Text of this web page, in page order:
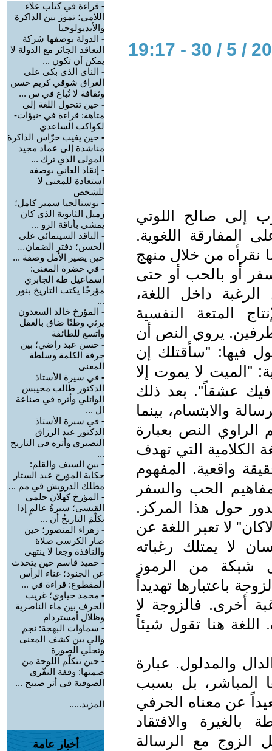
إلى صالح اللوتي
المفارقة اللغوية.
نقرأه من خلال منهج
أو بالحب أو حتى
داخل اللغة،
المتعة النفسية
طرفين. يروي النص أن
فيها: "سأقتلك إن
"الميت لا يموت إلا
عشقاً". بعد ذلك
والابتسام، بينما
الراوي النص بعبارة
الكلامية التي تهدف
واقعية. المفهوم
الحب والسفر
حول هذا المركز.
لا تعبر اللغة عن
لا يمتلك رغباته
شبكة من الرموز
باعتبارها تهديداً
أخرى. فالزوجة لا
هنا تقول شيئاً
والمدلول. عبارة
المباشر، بل بسبب
عن معناه الحرفي
والافتقاد
الزوج مع الرسالة
- قراءة في كتاب علاء
اللامي؛ تموز بين الذاكرة
والأيديولوجيا
- الدولة بوصفها شركة
التعاقد الجائر مع الدولة لا
يمكن أن تكون ...
- الناي الذي بكى على
العراق شوقي كريم حسن
وثقافة لا تُباع في س ...
- حين تتحول اللغة إلى
متاهة: قراءة في -نبؤات-
لكواكب الساعدي
- حين يغيب حرّاس الذاكرة
مناشدة إلى عماد مجيد
المولى الذي ترك ...
- إنقاذ العاني بوصفه
استعادة للمعنى لا
للشخص
- نوستالجيا سمير كامل؛
زميل الثانوية الذي كان
يمشي بأناقة الرو ...
- الناقد السينمائي علي
الحسن؛ دفتر الضمان…
حين يصير الأمل وصفة ...
- في حضرة المعنى:
إسماعيل طه الجابري
مؤرخًا يكتب التاريخ بنور
...
- المؤرخ خالد السعدون
يرثي وطنًا ضاق بالعقل
واتسع للطائفة
- حسن عبد راضي؛ بين
حرفة الكلمة وسلطة
المعنى
- في سيرة الأستاذ
الدكتور طالب محيبس
الوائلي وأثره في صناعة
ال ...
- في سيرة الأستاذ
الدكتور عبد الرزاق
النصيري وأثره في التاريخ
...
- بين السيف والقلم:
حكاية المؤرخ عبد الستار
مطلك الدرويش في مم ...
- المؤرخ كهلان حلمي
القيسي؛ سيرةُ عالمٍ إذا
تكلّمَ التاريخُ أن ...
- زهراء المنصور؛ حين
صار الكرسي صلاة
والنافذة وجعا لا ينتهي
- حميد قاسم حين يتحدث
عن الجنود؛ غناء الرأس
المقطوع: قراءة في ...
- محمد حياوي؛ غريب
الحرف بين ماء الناصرية
وظلال أمستردام
- سماوات البهجة: نجم
والي بين كشف المعنى
وتجلي الصورة
- حين تتكلّم اللوحة من
صمتها: وقفة النفّري
الصوفية في أثر صبيح ...
المزيد.....
أخبار عامة